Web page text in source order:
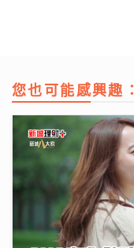
您也可能感興趣：